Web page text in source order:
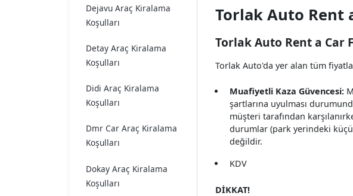
Dejavu Araç Kiralama
Koşulları
Detay Araç Kiralama
Koşulları
Didi Araç Kiralama
Koşulları
Dmr Car Araç Kiralama
Koşulları
Dokay Araç Kiralama
Koşulları
Torlak Auto Rent
Torlak Auto Rent a Car
Torlak Auto'da yer alan tüm
Muafiyetli Kaza Güvencesi:
şartlarına uyulması
müşteri tarafından
durumlar (park yerindeki
değildir.
KDV
DİKKAT!